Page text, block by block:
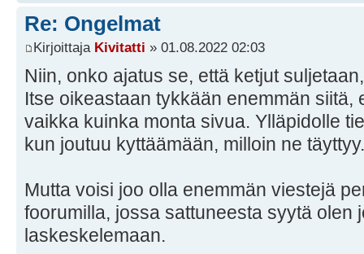
Re: Ongelmat
Kirjoittaja Kivitatti » 01.08.2022 02:03
Niin, onko ajatus se, että ketjut
Itse oikeastaan tykkään enemmän siitä,
vaikka kuinka monta sivua. Ylläpidolle
kun joutuu kyttäämään, milloin ne täyttyy.
Mutta voisi joo olla enemmän viestejä
foorumilla, jossa sattuneesta syytä olen
laskeskelemaan.